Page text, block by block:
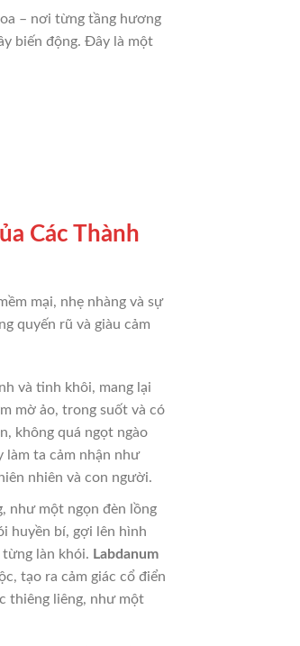
– nơi từng tầng hương
biến động. Đây là một
Các Thành
mại, nhẹ nhàng và sự
quyến rũ và giàu cảm
và tinh khôi, mang lại
mờ ảo, trong suốt và có
không quá ngọt ngào
làm ta cảm nhận như
nhiên và con người.
như một ngọn đèn lồng
huyền bí, gợi lên hình
làn khói. Labdanum
tạo ra cảm giác cổ điển
thiêng liêng, như một